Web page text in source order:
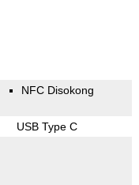
NFC Disokong
USB Type C